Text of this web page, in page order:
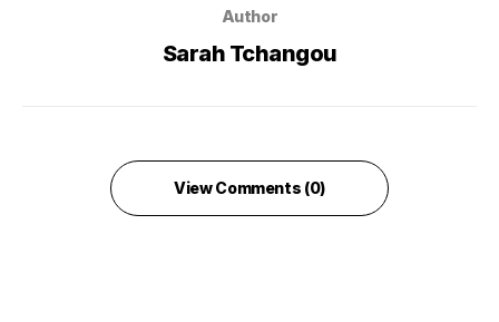
Author
Sarah Tchangou
View Comments (0)